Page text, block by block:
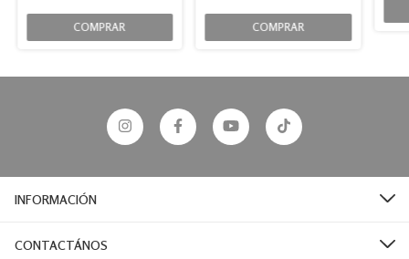
COMPRAR COMPRAR
INFORMACIÓN
CONTACTÁNOS